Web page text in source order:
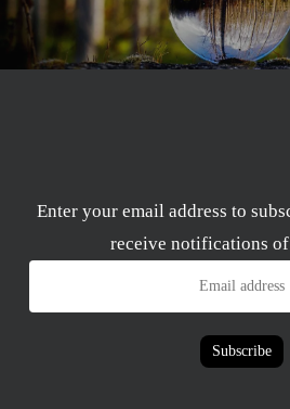
Enter your email address to
receive notifications of
Email
Subscribe